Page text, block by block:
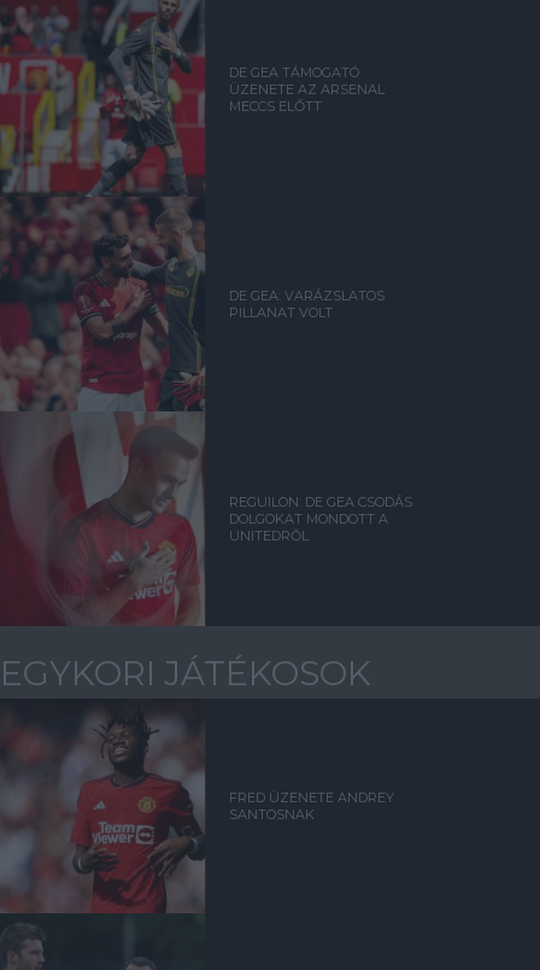
DE GEA TÁMOGATÓ
ÜZENETE AZ ARSENAL
MECCS ELŐTT
DE GEA: VARÁZSLATOS
PILLANAT VOLT
REGUILON: DE GEA CSODÁS
DOLGOKAT MONDOTT A
UNITEDRŐL
EGYKORI JÁTÉKOSOK
FRED ÜZENETE ANDREY
SANTOSNAK